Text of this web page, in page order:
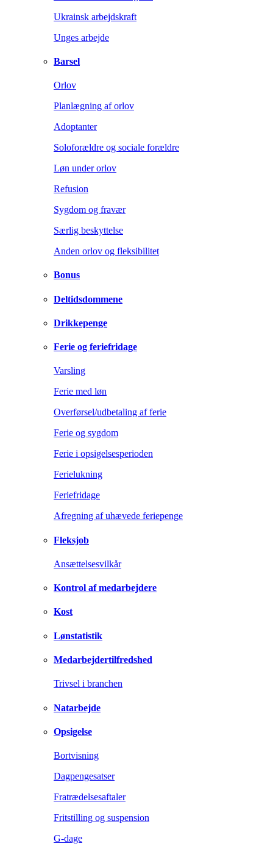
Ukrainsk arbejdskraft
Unges arbejde
Barsel
Orlov
Planlægning af orlov
Adoptanter
Soloforældre og sociale forældre
Løn under orlov
Refusion
Sygdom og fravær
Særlig beskyttelse
Anden orlov og fleksibilitet
Bonus
Deltidsdommene
Drikkepenge
Ferie og feriefridage
Varsling
Ferie med løn
Overførsel/udbetaling af ferie
Ferie og sygdom
Ferie i opsigelsesperioden
Ferielukning
Feriefridage
Afregning af uhævede feriepenge
Fleksjob
Ansættelsesvilkår
Kontrol af medarbejdere
Kost
Lønstatistik
Medarbejdertilfredshed
Trivsel i branchen
Natarbejde
Opsigelse
Bortvisning
Dagpengesatser
Fratrædelsesaftaler
Fritstilling og suspension
G-dage